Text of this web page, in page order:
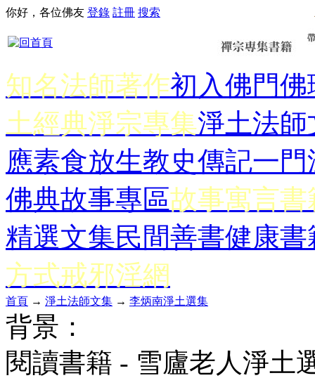
你好，各位佛友 登錄 註冊 搜索
知名法師著作初入佛門佛
土經典淨宗專集淨土法師
應素食放生教史傳記一門
佛典故事專區故事寓言書
精選文集民間善書健康書
方式戒邪淫網
首頁 → 淨土法師文集 → 李炳南淨土選集
背景：
閱讀書籍 - 雪廬老人淨